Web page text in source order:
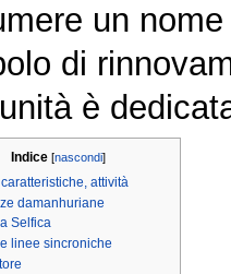
un
di
è
Indice [nascondi]
attività
damanhuriane
Selfica
linee sincroniche